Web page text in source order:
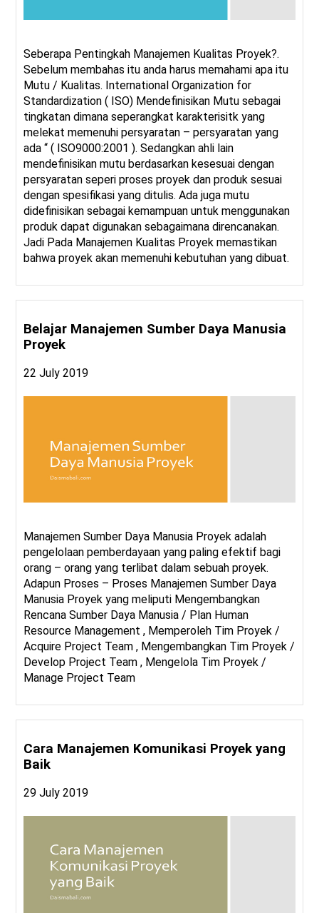
Seberapa Pentingkah Manajemen Kualitas Proyek?.
Sebelum membahas itu anda harus memahami apa itu
Mutu / Kualitas. International Organization for
Standardization ( ISO) Mendefinisikan Mutu sebagai
tingkatan dimana seperangkat karakterisitk yang
melekat memenuhi persyaratan – persyaratan yang
ada “ ( ISO9000:2001 ). Sedangkan ahli lain
mendefinisikan mutu berdasarkan kesesuai dengan
persyaratan seperi proses proyek dan produk sesuai
dengan spesifikasi yang ditulis. Ada juga mutu
didefinisikan sebagai kemampuan untuk menggunakan
produk dapat digunakan sebagaimana direncanakan.
Jadi Pada Manajemen Kualitas Proyek memastikan
bahwa proyek akan memenuhi kebutuhan yang dibuat.
Belajar Manajemen Sumber Daya Manusia
Proyek
22 July 2019
Manajemen Sumber Daya Manusia Proyek adalah
pengelolaan pemberdayaan yang paling efektif bagi
orang – orang yang terlibat dalam sebuah proyek.
Adapun Proses – Proses Manajemen Sumber Daya
Manusia Proyek yang meliputi Mengembangkan
Rencana Sumber Daya Manusia / Plan Human
Resource Management , Memperoleh Tim Proyek /
Acquire Project Team , Mengembangkan Tim Proyek /
Develop Project Team , Mengelola Tim Proyek /
Manage Project Team
Cara Manajemen Komunikasi Proyek yang
Baik
29 July 2019